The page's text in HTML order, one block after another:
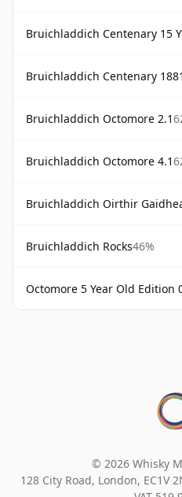
Bruichladdich Centenary 15
Bruichladdich Centenary
Bruichladdich Octomore 2.1
Bruichladdich Octomore 4.1
Bruichladdich Oirthir
Bruichladdich Rocks46%
Octomore 5 Year Old Edition
© 2026 Whisky
128 City Road, London, EC1V